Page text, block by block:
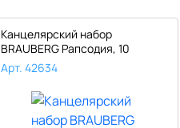
Канцелярский набор
BRAUBERG Рапсодия, 10
предметов, вра..
Арт. 42634